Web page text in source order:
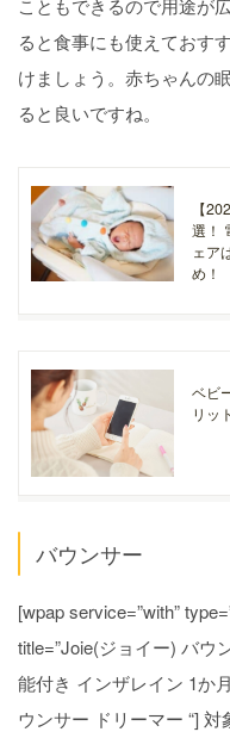
ると食事にも使えておす
けましょう。赤ちゃんの
ると良いですね。
【
選！
ェア
め！
ベビ
リッ
バウンサー
[wpap service=”with”
title=”Joie(ジョイー) バウ
能付き インザレイン 1か
ウンサー ドリーマー “]